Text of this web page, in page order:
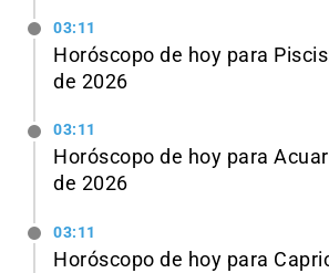
03:11
Horóscopo de hoy para
de 2026
03:11
Horóscopo de hoy para
de 2026
03:11
Horóscopo de hoy para